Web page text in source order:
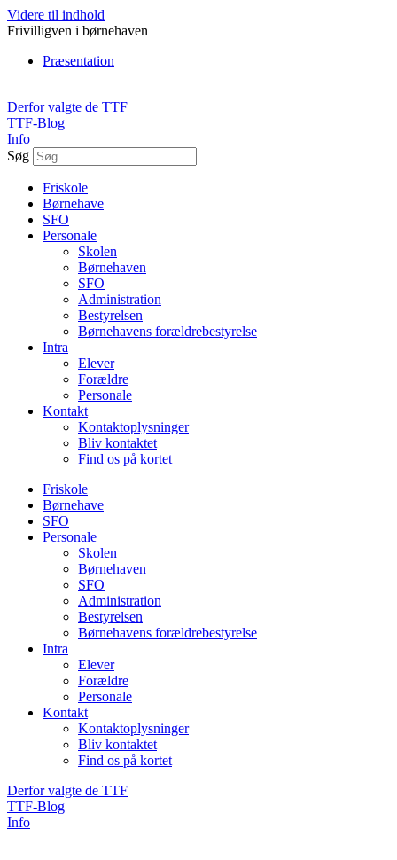
Videre til indhold
Frivilligven i børnehaven
Præsentation
Derfor valgte de TTF
TTF-Blog
Info
Søg
Friskole
Børnehave
SFO
Personale
Skolen
Børnehaven
SFO
Administration
Bestyrelsen
Børnehavens forældrebestyrelse
Intra
Elever
Forældre
Personale
Kontakt
Kontaktoplysninger
Bliv kontaktet
Find os på kortet
Friskole
Børnehave
SFO
Personale
Skolen
Børnehaven
SFO
Administration
Bestyrelsen
Børnehavens forældrebestyrelse
Intra
Elever
Forældre
Personale
Kontakt
Kontaktoplysninger
Bliv kontaktet
Find os på kortet
Derfor valgte de TTF
TTF-Blog
Info